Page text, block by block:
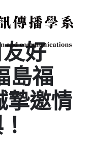
好
島福
摯邀情